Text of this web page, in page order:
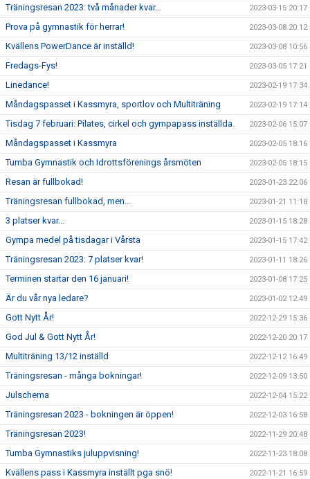
Träningsresan 2023: två månader kvar… 2023-03-15 20:17
Prova på gymnastik för herrar! 2023-03-08 20:12
Kvällens PowerDance är inställd! 2023-03-08 10:56
Fredags-Fys! 2023-03-05 17:21
Linedance! 2023-02-19 17:34
Måndagspasset i Kassmyra, sportlov och Multiträning 2023-02-19 17:14
Tisdag 7 februari: Pilates, cirkel och gympapass inställda. 2023-02-06 15:07
Måndagspasset i Kassmyra 2023-02-05 18:16
Tumba Gymnastik och Idrottsförenings årsmöten 2023-02-05 18:15
Resan är fullbokad! 2023-01-23 22:06
Träningsresan fullbokad, men... 2023-01-21 11:18
3 platser kvar... 2023-01-15 18:28
Gympa medel på tisdagar i Vårsta 2023-01-15 17:42
Träningsresan 2023: 7 platser kvar! 2023-01-11 18:26
Terminen startar den 16 januari! 2023-01-08 17:25
Är du vår nya ledare? 2023-01-02 12:49
Gott Nytt År! 2022-12-29 15:36
God Jul & Gott Nytt År! 2022-12-20 20:17
Multiträning 13/12 inställd 2022-12-12 16:49
Träningsresan - många bokningar! 2022-12-09 13:50
Julschema 2022-12-04 15:22
Träningsresan 2023 - bokningen är öppen! 2022-12-03 16:58
Träningsresan 2023! 2022-11-29 20:48
Tumba Gymnastiks juluppvisning! 2022-11-23 18:08
Kvällens pass i Kassmyra inställt pga snö! 2022-11-21 16:59